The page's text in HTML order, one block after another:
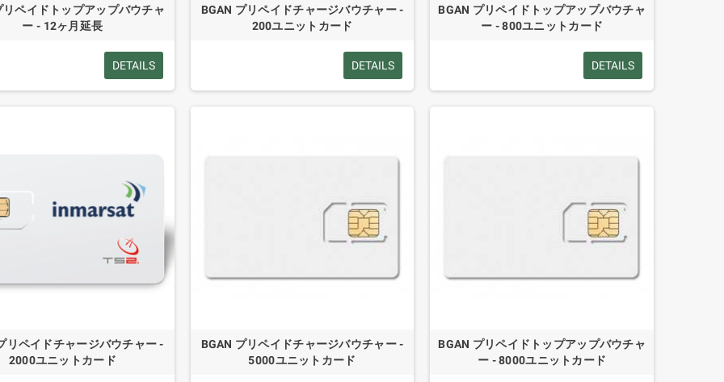
リペイドトップアップバウチャ
ー - 12ヶ月延長
DETAILS
BGAN プリペイドチャージバウチャー -
200ユニットカード
DETAILS
BGAN プリペイドトップアップバウチャ
ー - 800ユニットカード
DETAILS
リペイドチャージバウチャー -
2000ユニットカード
BGAN プリペイドチャージバウチャー -
5000ユニットカード
BGAN プリペイドトップアップバウチャ
ー - 8000ユニットカード